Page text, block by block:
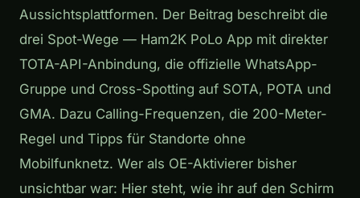
Aussichtsplattformen. Der Beitrag beschreibt die
drei Spot-Wege — Ham2K PoLo App mit direkter
TOTA-API-Anbindung, die offizielle WhatsApp-
Gruppe und Cross-Spotting auf SOTA, POTA und
GMA. Dazu Calling-Frequenzen, die 200-Meter-
Regel und Tipps für Standorte ohne
Mobilfunknetz. Wer als OE-Aktivierer bisher
unsichtbar war: Hier steht, wie ihr auf den Schirm